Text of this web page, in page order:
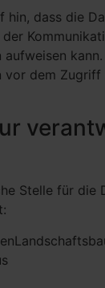
hin, dass die
aufweisen
vor dem
Stelle für die